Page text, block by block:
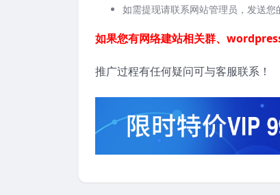
如需提现请联系网站管理员，发送
如果您有网络建站相关群、
推广过程有任何疑问可与客服联系！